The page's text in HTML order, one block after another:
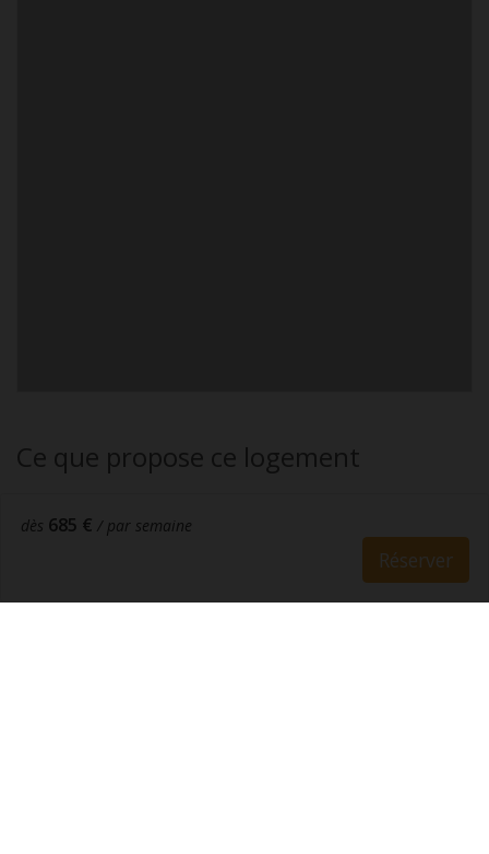
Ce que propose ce logement
dès 685 € / par semaine
Réserver